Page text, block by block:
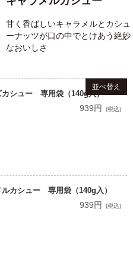
甘く香ばしいキャラメルとカシュ
ーナッツが口の中でとけあう絶妙
なおいしさ
並べ替え
カシュー 専用袋（140g入）
939円 (税込)
ルカシュー 専用袋（140g入）
939円 (税込)